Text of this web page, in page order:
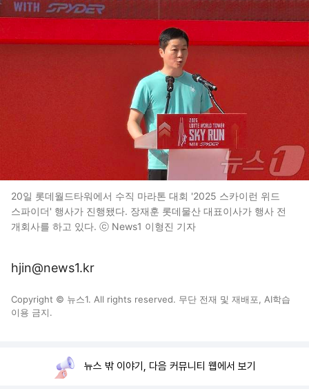
20일 롯데월드타워에서 수직 마라톤 대회 '2025 스카이런 위드
스파이더' 행사가 진행됐다. 장재훈 롯데물산 대표이사가 행사 전
개회사를 하고 있다. ⓒ News1 이형진 기자
hjin@news1.kr
Copyright © 뉴스1. All rights reserved. 무단 전재 및 재배포, AI학습
이용 금지.
뉴스 밖 이야기, 다음 커뮤니티 웹에서 보기